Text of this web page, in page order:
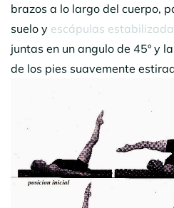
brazos a lo largo del cuerpo,
suelo y escápulas
juntas en un angulo de 45º y la
de los pies suavemente